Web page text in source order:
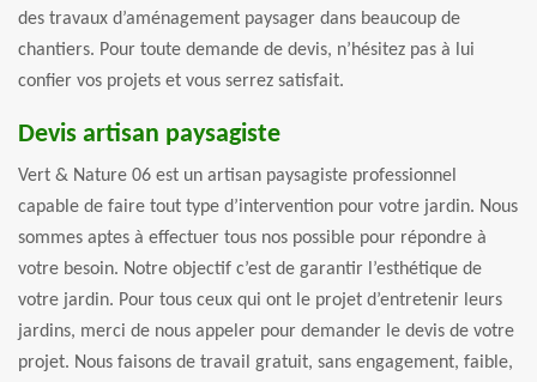
des travaux d’aménagement paysager dans beaucoup de
chantiers. Pour toute demande de devis, n’hésitez pas à lui
confier vos projets et vous serrez satisfait.
Devis artisan paysagiste
Vert & Nature 06 est un artisan paysagiste professionnel
capable de faire tout type d’intervention pour votre jardin. Nous
sommes aptes à effectuer tous nos possible pour répondre à
votre besoin. Notre objectif c’est de garantir l’esthétique de
votre jardin. Pour tous ceux qui ont le projet d’entretenir leurs
jardins, merci de nous appeler pour demander le devis de votre
projet. Nous faisons de travail gratuit, sans engagement, faible,